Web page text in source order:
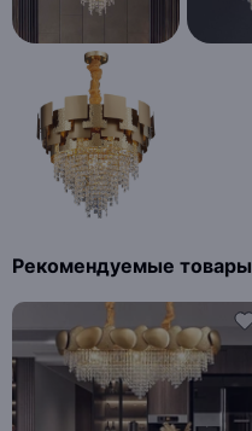
Рекомендуемые товары